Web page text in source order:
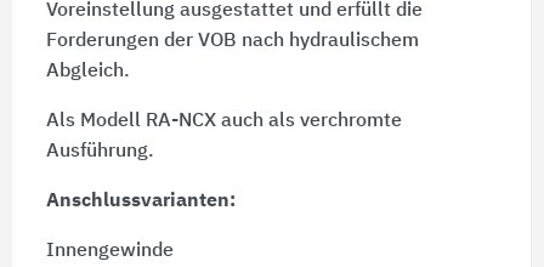
Voreinstellung ausgestattet und erfüllt die
Forderungen der VOB nach hydraulischem
Abgleich.
Als Modell RA-NCX auch als verchromte
Ausführung.
Anschlussvarianten:
Innengewinde